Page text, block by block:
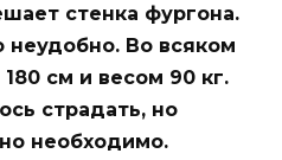
стенка фургона.
неудобно. Во всяком
см и весом 90 кг.
страдать, но
необходимо.